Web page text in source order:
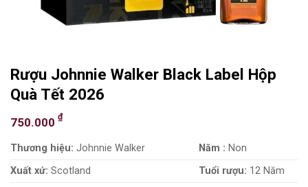
Rượu Johnnie Walker Black Label Hộp
Quà Tết 2026
750.000 ₫
Thương hiệu: Johnnie Walker Năm : Non
Xuất xứ: Scotland Tuổi rượu: 12 Năm